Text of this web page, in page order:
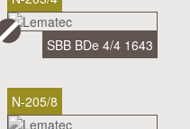
SBB BDe 4/4 1643
N-205/8